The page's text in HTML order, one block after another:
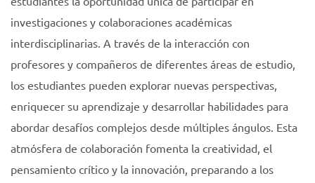
investigaciones y colaboraciones académicas
interdisciplinarias. A través de la interacción con
profesores y compañeros de diferentes áreas de estudio,
los estudiantes pueden explorar nuevas perspectivas,
enriquecer su aprendizaje y desarrollar habilidades para
abordar desafíos complejos desde múltiples ángulos. Esta
atmósfera de colaboración fomenta la creatividad, el
pensamiento crítico y la innovación, preparando a los